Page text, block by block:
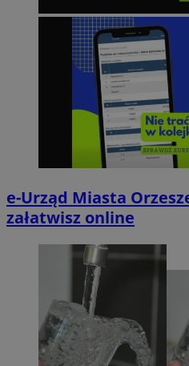
e-Urząd Miasta
załatwisz online